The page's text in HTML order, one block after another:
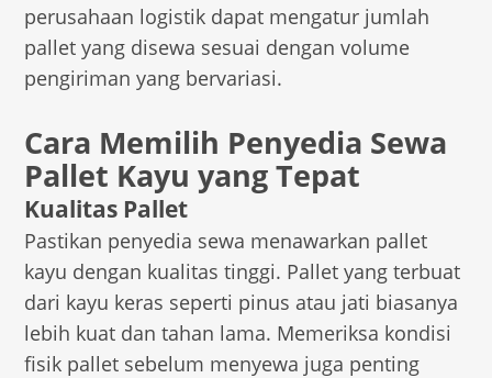
perusahaan logistik dapat mengatur jumlah
pallet yang disewa sesuai dengan volume
pengiriman yang bervariasi.
Cara Memilih Penyedia Sewa
Pallet Kayu yang Tepat
Kualitas Pallet
Pastikan penyedia sewa menawarkan pallet
kayu dengan kualitas tinggi. Pallet yang terbuat
dari kayu keras seperti pinus atau jati biasanya
lebih kuat dan tahan lama. Memeriksa kondisi
fisik pallet sebelum menyewa juga penting